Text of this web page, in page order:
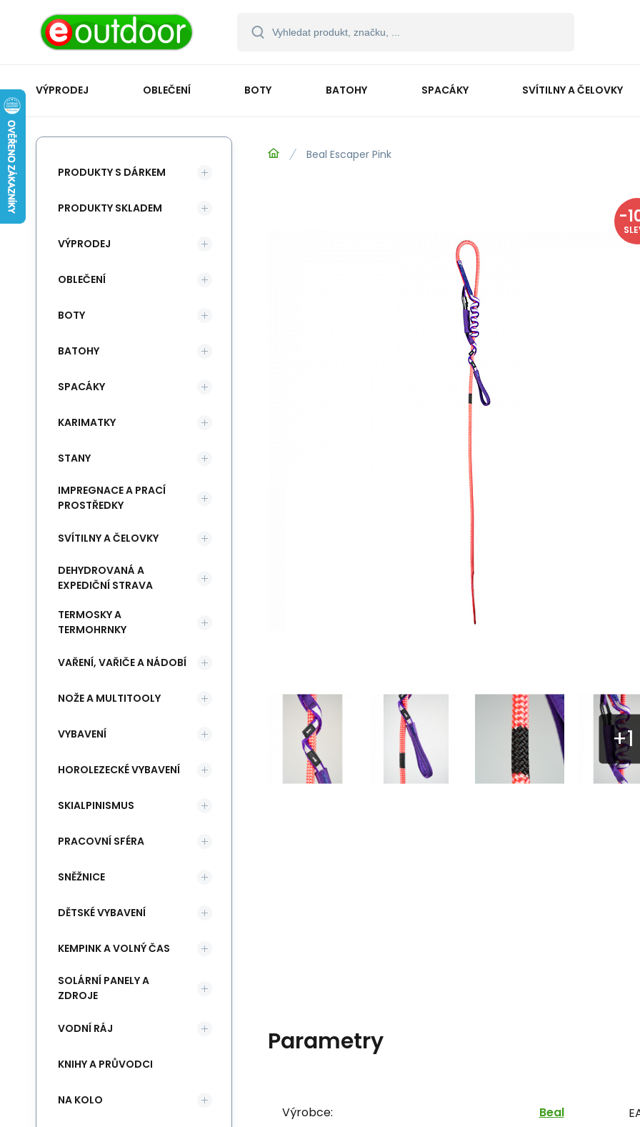
VÝPRODEJ OBLEČENÍ BOTY BATOHY SPACÁKY SVÍTILNY A ČELOVKY
Beal Escaper Pink
-
Parametry
Výrobce: Beal
PRODUKTY S DÁRKEM
PRODUKTY SKLADEM
VÝPRODEJ
OBLEČENÍ
BOTY
BATOHY
SPACÁKY
KARIMATKY
STANY
IMPREGNACE A PRACÍ
PROSTŘEDKY
SVÍTILNY A ČELOVKY
DEHYDROVANÁ A
EXPEDIČNÍ STRAVA
TERMOSKY A
TERMOHRNKY
VAŘENÍ, VAŘIČE A NÁDOBÍ
NOŽE A MULTITOOLY
VYBAVENÍ
HOROLEZECKÉ VYBAVENÍ
SKIALPINISMUS
PRACOVNÍ SFÉRA
SNĚŽNICE
DĚTSKÉ VYBAVENÍ
KEMPINK A VOLNÝ ČAS
SOLÁRNÍ PANELY A
ZDROJE
VODNÍ RÁJ
KNIHY A PRŮVODCI
NA KOLO